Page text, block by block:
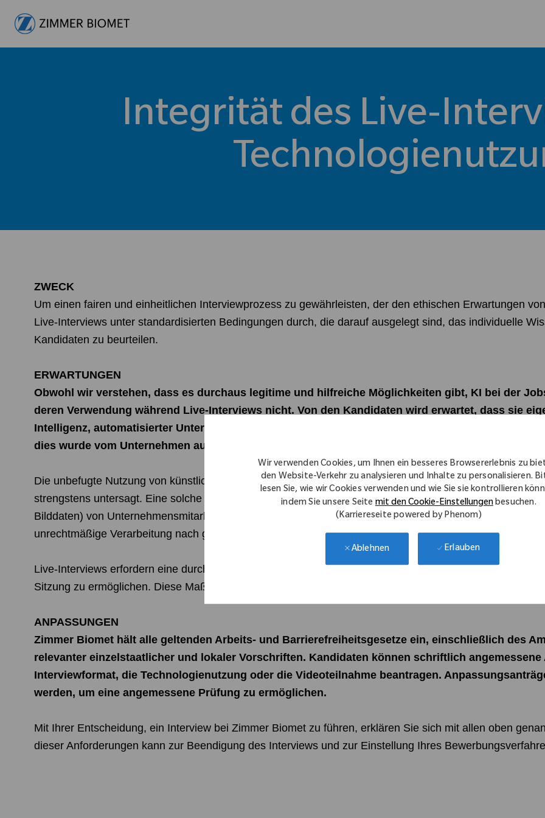
Wir verwenden Cookies, um Ihnen ein besseres Browsererlebnis zu
den Website-Verkehr zu analysieren und Inhalte zu personalisieren.
lesen Sie, wie wir Cookies verwenden und wie Sie sie kontrollieren
indem Sie unsere Seitemit den Cookie-Einstellungenbesuchen.
(Karriereseite powered by Phenom)
Ablehnen Erlauben
Integrität des Live-
ZWECK
Um einen fairen und einheitlichen Interviewprozess zu gewährleisten, der den ethischen Erwartungen
Live-Interviews unter standardisierten Bedingungen durch, die darauf ausgelegt sind, das individuelle
Kandidaten zu beurteilen.
ERWARTUNGEN
Obwohl wir verstehen, dass es durchaus legitime und hilfreiche Möglichkeiten gibt, KI bei der
deren Verwendung während Live-Interviews nicht. Von den Kandidaten wird erwartet, dass sie
Intelligenz, automatisierter Unterstützung, externer Referenzmaterialien oder Unterstützung durch
dies wurde vom Unternehmen ausdrücklich im Voraus genehmigt.
Die unbefugte Nutzung von künstlicher Intelligenz, automatisierten Systemen, Aufnahmesoftware,
strengstens untersagt. Eine solche Nutzung kann die Aufzeichnung, Analyse oder Übertragung
Bilddaten) von Unternehmensmitarbeitern ohne Benachrichtigung oder gültige Rechtsgrundlage
unrechtmäßige Verarbeitung nach geltendem Datenschutzrecht darstellen.
Live-Interviews erfordern eine durchgehende Videoteilnahme, um eine angemessene
Sitzung zu ermöglichen. Diese Maßnahmen unterstützen die Integrität des Interviews und die
ANPASSUNGEN
Zimmer Biomet hält alle geltenden Arbeits- und Barrierefreiheitsgesetze ein, einschließlich des
relevanter einzelstaatlicher und lokaler Vorschriften. Kandidaten können schriftlich angemessene
Interviewformat, die Technologienutzung oder die Videoteilnahme beantragen.
werden, um eine angemessene Prüfung zu ermöglichen.
Mit Ihrer Entscheidung, ein Interview bei Zimmer Biomet zu führen, erklären Sie sich mit allen oben
dieser Anforderungen kann zur Beendigung des Interviews und zur Einstellung Ihres